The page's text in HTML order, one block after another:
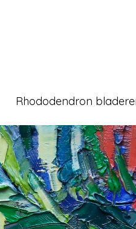
Rhododendron